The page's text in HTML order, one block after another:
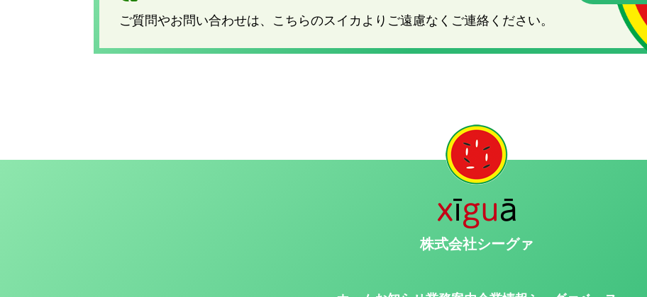
ご質問やお問い合わせは、こちらのスイカよりご遠慮なくご連絡ください。
株式会社シーグァ